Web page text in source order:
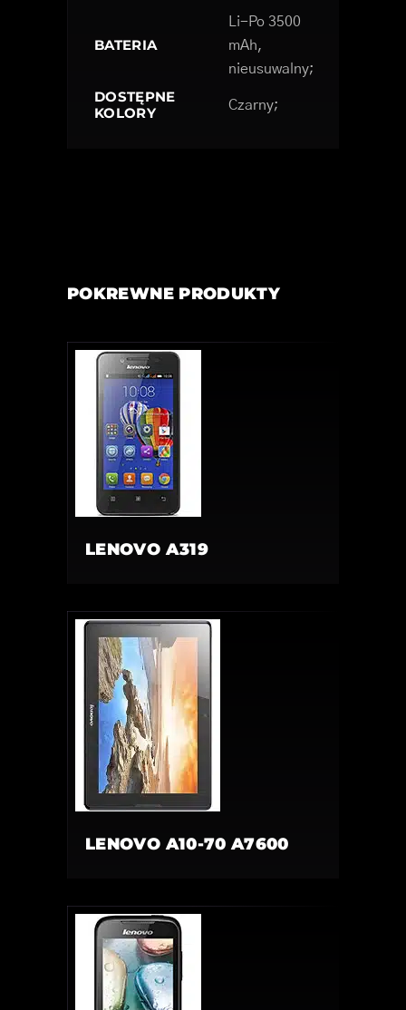
BATERIA
Li-Po 3500
mAh,
nieusuwalny;
DOSTĘPNE
KOLORY
Czarny;
POKREWNE PRODUKTY
LENOVO A319
LENOVO A10-70 A7600